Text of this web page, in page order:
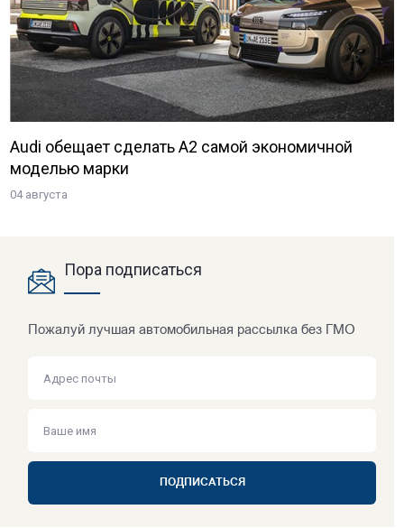
Audi обещает сделать A2 самой экономичной
моделью марки
04 августа
Пора подписаться
Пожалуй лучшая автомобильная рассылка без ГМО
ПОДПИСАТЬСЯ